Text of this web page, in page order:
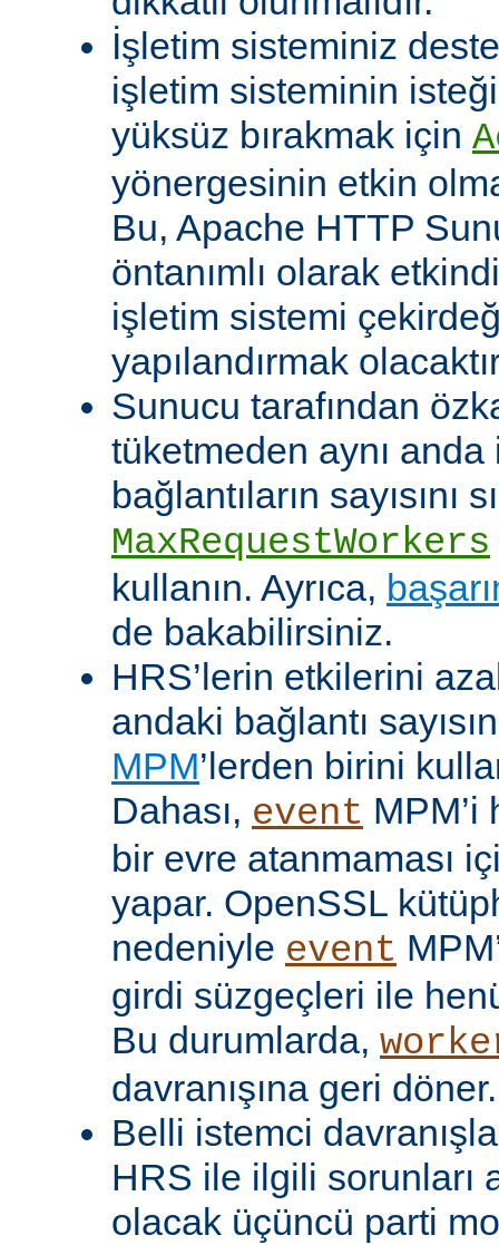
İşletim sisteminiz
işletim sisteminin isteği
yüksüz bırakmak için
yönergesinin etkin
Bu, Apache HTTP
öntanımlı olarak
işletim sistemi
yapılandırmak
Sunucu tarafından
tüketmeden aynı
bağlantıların sayısını
MaxRequestWorkers
kullanın. Ayrıca,
de bakabilirsiniz.
HRS’lerin etkilerini
andaki bağlantı
MPM’lerden birini
Dahası, event MPM’i
bir evre atanmaması
yapar. OpenSSL
nedeniyle event
girdi süzgeçleri ile
Bu durumlarda,
davranışına geri döner.
Belli istemci
HRS ile ilgili sorunları
olacak üçüncü parti